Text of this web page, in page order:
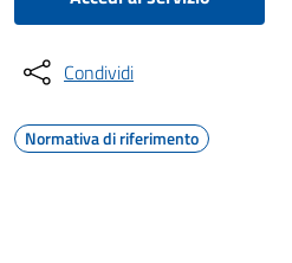
Condividi
Normativa di riferimento